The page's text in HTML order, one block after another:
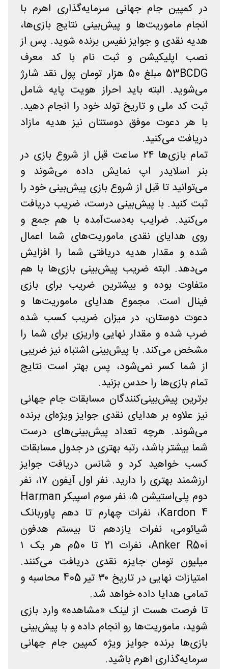
در کمپین جام جهانی سرمایه‌گذاری اهرم با
انجام ماموریت‌ها و پیش‌بینی نتایج بازی‌ها،
هدیه نقدی و جوایز نفیس برنده شوید. پس از
نصب اپلیکیشن و ثبت نام با کد معرف
53BCDG مبلغ 50 هزار تومان پول نقد شارژ
می‌شوید. البته باید احراز هویت پایه شامل
ثبت کد ملی و تاریخ تولد خود را انجام دهید.
با هر دعوت موفق دوستتان نیز هدیه مازاد
دریافت می‌کنید.
تمام بازی‌ها ۲۴ ساعت قبل از شروع بازی در
بنر اسلایدر اپ نمایش داده می‌شوند و
می‌توانید تا قبل از شروع بازی پیش‌بینی خود را
ثبت کنید. با پیش‌بینی درست، ضریب دریافت
می‌کنید. ضرایب به‌دست‌آمده با هم جمع و
روی هدایای نقدی ماموریت‌های شما اعمال
شده و مقدار هدیه دریافتی شما را افزایش
می‌دهد. البته ضریب پیش‌بینی بازی‌ها با هم
متفاوت بوده و بیشترین ضریب برای بازی
فینال است. مجموع هدایای ماموریت‌ها و
دعوت دوستان، در میزان ضریب کسب شده
ضرب شده و مقدار نهایی واریزی برای شما را
مشخص می‌کند. با پیش‌بینی اشتباه نیز ضریبی
از شما کسر نمی‌شود، پس بهتر است نتایج
تمام بازی‌ها را حدس بزنید.
برترین پیش‌بینی‌کنندگان مسابقات جام جهانی
نیز علاوه بر هدایای نقدی جوایز ویژه‌ای برنده
می‌شوند. هرچه تعداد پیش‌بینی‌های درست
شما بیشتر باشد، رتبه بهتری در جدول مسابقات
کسب خواهید کرد و شانس دریافت جوایز
ارزشمند بهتری را دارید. نفر اول آیفون ۱۷، نفر
دوم پلی‌استیشن ۵، نفر سوم اسپیکر Harman
Kardon 4، نفرات چهارم تا دهم پاوربانک
شیائومی، نفرات یازدهم تا بیستم هدفون
Anker R50i، نفرات 21 تا 50م هر یک ۱
میلیون تومان جایزه نقدی دریافت می‌کنند.
امتیازات نهایی در تاریخ ۳۰ تیر 405 محاسبه و
تمامی هدایا داده خواهد شد.
تا فرصت هست از لینک «مشاهده» وارد بازی
شوید، ماموریت‌ها رو انجام داده و با پیش‌بینی
بازی‌ها برنده جوایز ویژه کمپین جام جهانی
سرمایه‌گذاری اهرم باشید.